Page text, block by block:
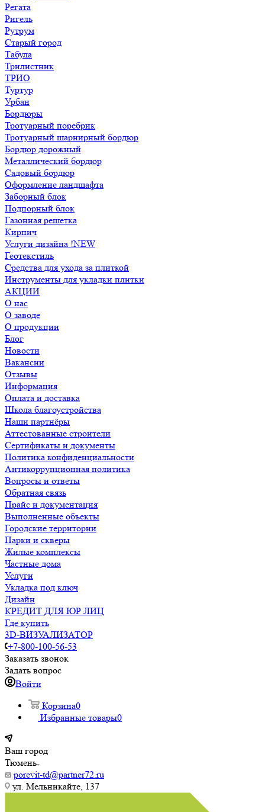
Регата
Ригель
Рутрум
Старый город
Табула
Трилистник
ТРИО
Туртур
Урбан
Бордюры
Тротуарный поребрик
Тротуарный шарнирный бордюр
Бордюр дорожный
Металлический бордюр
Садовый бордюр
Оформление ландшафта
Заборный блок
Подпорный блок
Газонная решетка
Кирпич
Услуги дизайна !NEW
Геотекстиль
Средства для ухода за плиткой
Инструменты для укладки плитки
АКЦИИ
О нас
О заводе
О продукции
Блог
Новости
Вакансии
Отзывы
Информация
Оплата и доставка
Школа благоустройства
Наши партнёры
Аттестованные строители
Сертификаты и документы
Политика конфиденциальности
Антикоррупционная политика
Вопросы и ответы
Обратная связь
Прайс и документация
Выполненные объекты
Городские территории
Парки и скверы
Жилые комплексы
Частные дома
Услуги
Укладка под ключ
Дизайн
КРЕДИТ ДЛЯ ЮР ЛИЦ
Где купить
3D-ВИЗУАЛИЗАТОР
+7-800-100-56-53
Заказать звонок
Задать вопрос
Войти
Корзина0
Избранные товары0
Ваш город
Тюмень
porevit-td@partner72.ru
ул. Мельникайте, 137